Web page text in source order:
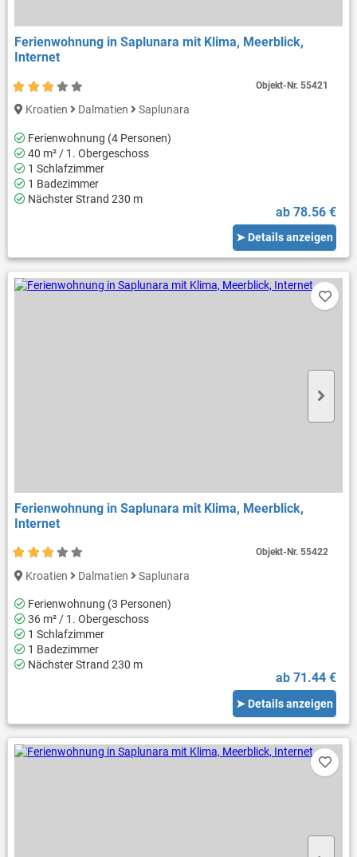
Ferienwohnung in Saplunara mit Klima, Meerblick,
Internet
Kroatien Dalmatien Saplunara
Ferienwohnung (4 Personen)
40 m² / 1. Obergeschoss
1 Schlafzimmer
1 Badezimmer
Nächster Strand 230 m
ab 78.56 €
➤ Details anzeigen
Objekt-Nr.55421
Ferienwohnung in Saplunara mit Klima, Meerblick,
Internet
Kroatien Dalmatien Saplunara
Ferienwohnung (3 Personen)
36 m² / 1. Obergeschoss
1 Schlafzimmer
1 Badezimmer
Nächster Strand 230 m
ab 71.44 €
➤ Details anzeigen
Objekt-Nr.55422